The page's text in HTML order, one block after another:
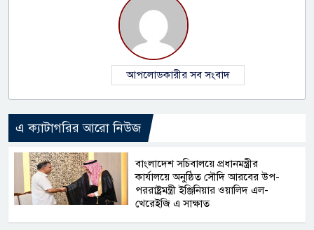
আপলোডকারীর সব সংবাদ
এ ক্যাটাগরির আরো নিউজ
বাংলাদেশ সচিবালয়ে প্রধানমন্ত্রীর
কার্যালয়ে অনুষ্ঠিত সৌদি আরবের উপ-
পররাষ্ট্রমন্ত্রী ইঞ্জিনিয়ার ওয়ালিদ এল-
খেরেইজি এ সাক্ষাত